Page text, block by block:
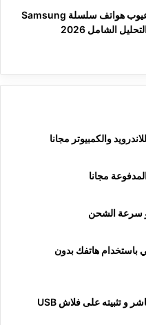
جميع مميزات وعيوب هواتف سلسلة Samsung
مجانا
باستخدام هاتفك بدون
تحميل نسخة MacOS Sierra برابط مباشر و تثبيته على فلاش USB